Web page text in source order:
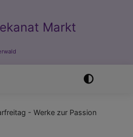
Markt
- Werke zur Passion